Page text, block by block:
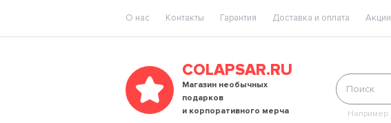
O нас Контакты Гарантия Доставка и оплата Акции
COLAPSAR.RU
Магазин необычных
подарков
и корпоративного мерча
Например: